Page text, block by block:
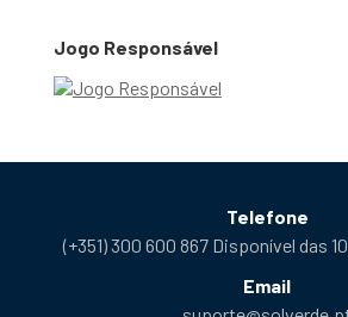
Jogo Responsável
Telefone
(+351) 300 600 867 Disponível das
Email